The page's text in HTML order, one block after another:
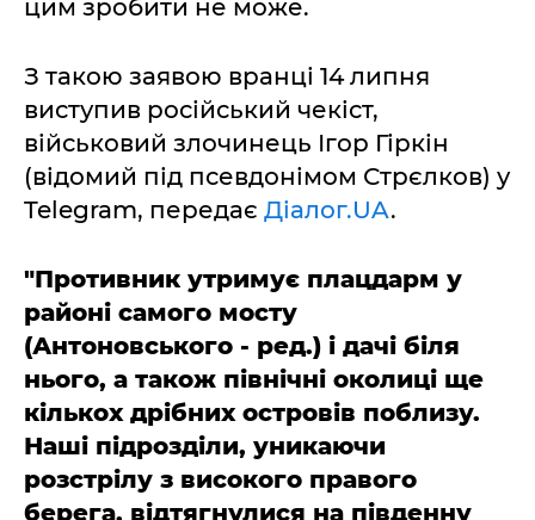
цим зробити не може.
З такою заявою вранці 14 липня
виступив російський чекіст,
військовий злочинець Ігор Гіркін
(відомий під псевдонімом Стрєлков) у
Telegram, передає Діалог.UA.
"Противник утримує плацдарм у
районі самого мосту
(Антоновського - ред.) і дачі біля
нього, а також північні околиці ще
кількох дрібних островів поблизу.
Наші підрозділи, уникаючи
розстрілу з високого правого
берега, відтягнулися на південну